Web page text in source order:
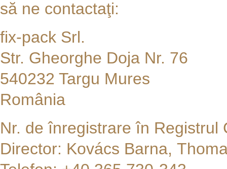
să ne contactaţi:
fix-pack Srl.
Str. Gheorghe Doja Nr. 76
540232 Targu Mures
România
Nr. de înregistrare în Registrul
Director: Kovács Barna,